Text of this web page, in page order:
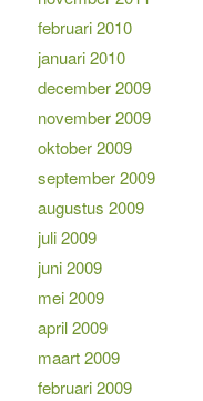
februari 2010
januari 2010
december 2009
november 2009
oktober 2009
september 2009
augustus 2009
juli 2009
juni 2009
mei 2009
april 2009
maart 2009
februari 2009